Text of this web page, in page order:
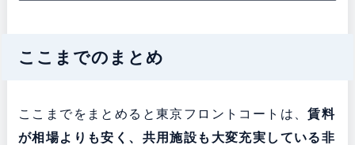
ここまでのまとめ
ここまでをまとめると東京フロントコートは、賃料
が相場よりも安く、共用施設も大変充実している非